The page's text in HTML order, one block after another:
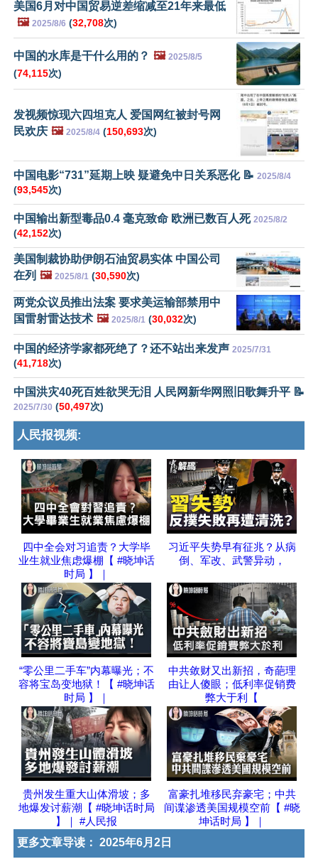
美国6月对中国贸易逆差缩减至21年来最低
🖼️ 2025/8/6 (32,708次)
中国的水库是干什么用的？ 🖼️ 2025/8/5
(74,115次)
发视频惊现六四坦克人 爱国网红被封号网
民欢庆 🖼️ 2025/8/4 (150,693次)
中国电影“731”延期上映 疑避免中日关系恶化 📝 2025/8/4
(93,545次)
中国输出新型毒品0.4 毫克致命 欧洲已数百人死 2025/8/2
(42,152次)
美国制裁协助伊朗石油贸易实体 中国公司
在列 🖼️ 2025/8/1 (30,590次)
两党众议员推出法案 要求美运输部禁用中
国雷射雷达技术 🖼️ 2025/8/1 (30,032次)
中国的经济学家都死绝了？还不站出来发声 2025/7/31
(41,718次)
中国洪灾40死百姓欲哭无泪 人民网新华网照旧歌舞升平 📝
2025/7/30 (50,497次)
人民报视频:
四中全会对习追责？大学毕
业生就业焦虑爆棚【 #晓坤话
时局 】｜
习近平失势早有征兆？从病
倒、军改、武警异动，
“零公里二手车”内幕曝光；不
容将宝岛变地狱！【 #晓坤话
时局 】｜
中共敛财又出新招，奇葩理
由让人傻眼；低利率促销费
弊大于利【
贵州发生重大山体滑坡；多
地爆发讨薪潮【 #晓坤话时局
】｜ #人民报
富豪扎堆移民弃豪宅；中共
间谍渗透美国规模空前【 #晓
坤话时局 】｜
更多文章导读： 2025年6月2日